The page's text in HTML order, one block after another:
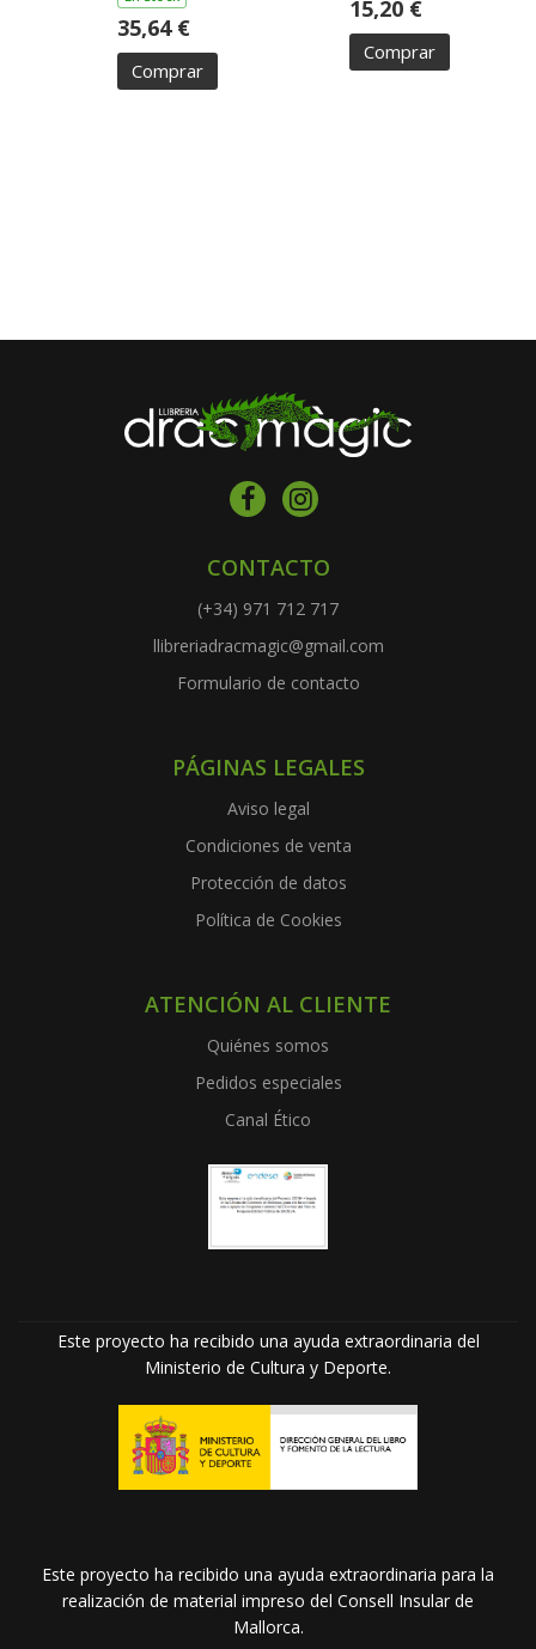
35,64 €
Comprar
15,20 €
Comprar
CONTACTO
(+34) 971 712 717
llibreriadracmagic@gmail.com
Formulario de contacto
PÁGINAS LEGALES
Aviso legal
Condiciones de venta
Protección de datos
Política de Cookies
ATENCIÓN AL CLIENTE
Quiénes somos
Pedidos especiales
Canal Ético
Este proyecto ha recibido una ayuda extraordinaria del
Ministerio de Cultura y Deporte.
Este proyecto ha recibido una ayuda extraordinaria para la
realización de material impreso del Consell Insular de
Mallorca.